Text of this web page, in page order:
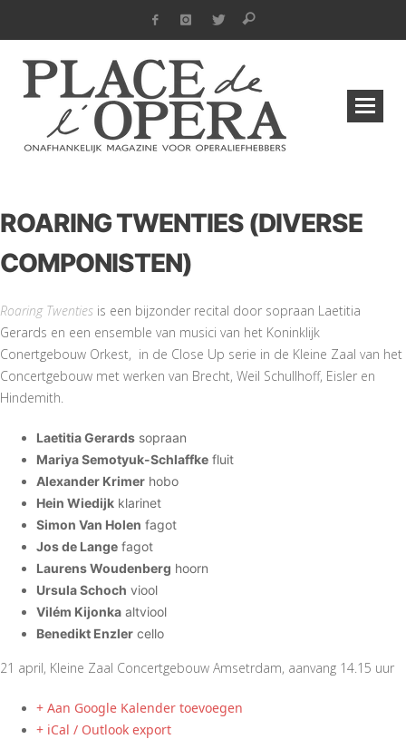
ROARING TWENTIES (DIVERSE
COMPONISTEN)
Roaring Twenties is een bijzonder recital door sopraan Laetitia
Gerards en een ensemble van musici van het Koninklijk
Conertgebouw Orkest, in de Close Up serie in de Kleine Zaal van het
Concertgebouw met werken van Brecht, Weil Schullhoff, Eisler en
Hindemith.
Laetitia Gerards sopraan
Mariya Semotyuk-Schlaffke fluit
Alexander Krimer hobo
Hein Wiedijk klarinet
Simon Van Holen fagot
Jos de Lange fagot
Laurens Woudenberg hoorn
Ursula Schoch viool
Vilém Kijonka altviool
Benedikt Enzler cello
21 april, Kleine Zaal Concertgebouw Amsetrdam, aanvang 14.15 uur
+ Aan Google Kalender toevoegen
+ iCal / Outlook export